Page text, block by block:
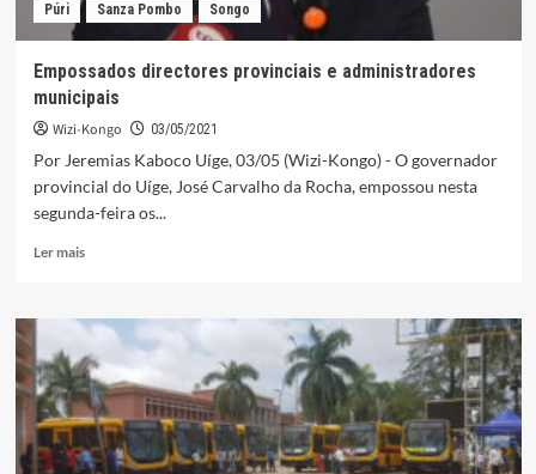
Púri
Sanza Pombo Songo
Empossados directores provinciais e administradores
municipais
Wizi-Kongo 03/05/2021
Por Jeremias Kaboco Uíge, 03/05 (Wizi-Kongo) - O governador
provincial do Uíge, José Carvalho da Rocha, empossou nesta
segunda-feira os...
Ler maisLeia
Empossados
directores
provinciais
e
administradores
municipais